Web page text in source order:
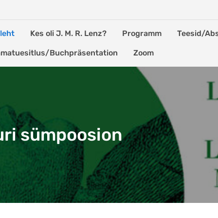
Kes oli J. M. R. Lenz? Programm Teesid/
Buchpräsentation Zoom
sümpoosion